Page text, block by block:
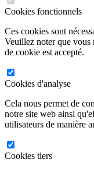
Cookies fonctionnels
Ces cookies sont
Veuillez noter que vous
de cookie est accepté.
Cookies d'analyse
Cela nous permet de
notre site web ainsi
utilisateurs de manière
Cookies tiers